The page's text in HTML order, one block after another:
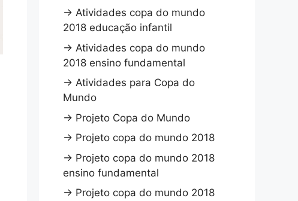
→ Atividades copa do mundo
2018 educação infantil
→ Atividades copa do mundo
2018 ensino fundamental
→ Atividades para Copa do
Mundo
→ Projeto Copa do Mundo
→ Projeto copa do mundo 2018
→ Projeto copa do mundo 2018
ensino fundamental
→ Projeto copa do mundo 2018